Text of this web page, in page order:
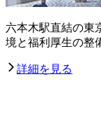
六本木駅直結の東
境と福利厚生の整
詳細を見る